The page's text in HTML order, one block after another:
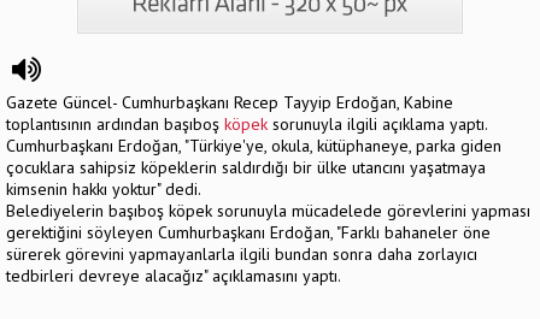
Gazete Güncel- Cumhurbaşkanı Recep Tayyip Erdoğan, Kabine
toplantısının ardından başıboş köpek sorunuyla ilgili açıklama yaptı.
Cumhurbaşkanı Erdoğan, "Türkiye'ye, okula, kütüphaneye, parka giden
çocuklara sahipsiz köpeklerin saldırdığı bir ülke utancını yaşatmaya
kimsenin hakkı yoktur" dedi.
Belediyelerin başıboş köpek sorunuyla mücadelede görevlerini yapması
gerektiğini söyleyen Cumhurbaşkanı Erdoğan, "Farklı bahaneler öne
sürerek görevini yapmayanlarla ilgili bundan sonra daha zorlayıcı
tedbirleri devreye alacağız" açıklamasını yaptı.